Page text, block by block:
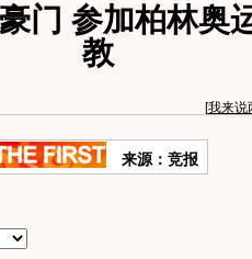
门 参加柏林奥
教
[我来说
来源：竞报